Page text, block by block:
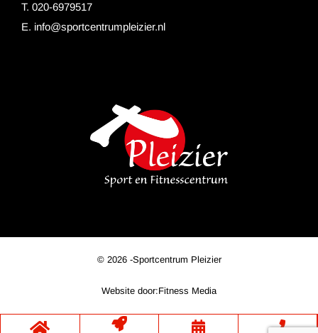
T. 020-6979517
E. info@sportcentrumpleizier.nl
© 2026 -Sportcentrum Pleizier
Website door:Fitness Media